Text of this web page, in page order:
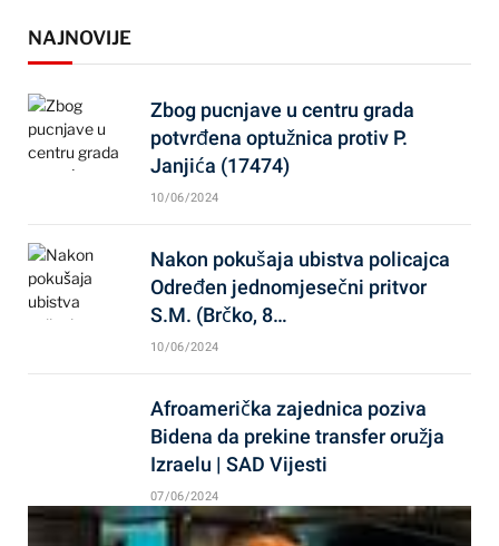
NAJNOVIJE
Zbog pucnjave u centru grada
potvrđena optužnica protiv P.
Janjića (17474)
10/06/2024
Nakon pokušaja ubistva policajca
Određen jednomjesečni pritvor
S.M. (Brčko, 8…
10/06/2024
Afroamerička zajednica poziva
Bidena da prekine transfer oružja
Izraelu | SAD Vijesti
07/06/2024